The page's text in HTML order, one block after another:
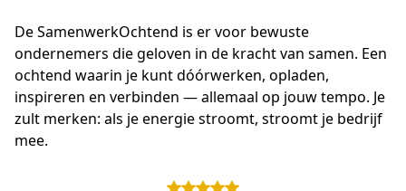
De SamenwerkOchtend is er voor bewuste
ondernemers die geloven in de kracht van samen. Een
ochtend waarin je kunt dóórwerken, opladen,
inspireren en verbinden — allemaal op jouw tempo. Je
zult merken: als je energie stroomt, stroomt je bedrijf
mee.